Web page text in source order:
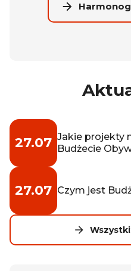
27.07 Jakie projekty
Budżecie
27.07 Czym jest